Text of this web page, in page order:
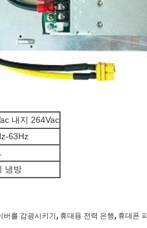
내지 264Vac
63Hz
냉방
버를 감광시키기 , 휴대용 전력 은행, 휴대폰